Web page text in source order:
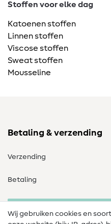
Stoffen voor elke dag
Katoenen stoffen
Linnen stoffen
Viscose stoffen
Sweat stoffen
Mousseline
Betaling & verzending
Verzending
Betaling
Wij gebruiken cookies en